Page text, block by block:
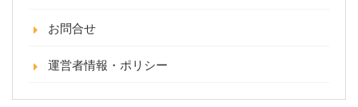
お問合せ
運営者情報・ポリシー